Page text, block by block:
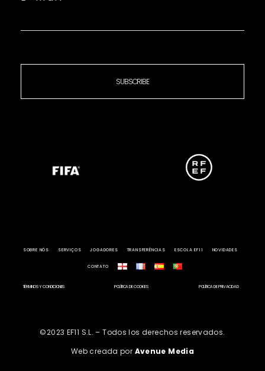
SUBSCRIBE
SOBRE NÓS SERVIÇOS JOGADORES TRANSFERÊNCIAS ESCOLA EF11 NOVIDADES
CONTATO
TÉRMINOS Y CONDICIONES POLÍTICA DE COOKIES POLÍTICA DE PRIVACIDAD
©2023 EF11 S.L. – Todos los derechos reservados.
Web creada por Avenue Media